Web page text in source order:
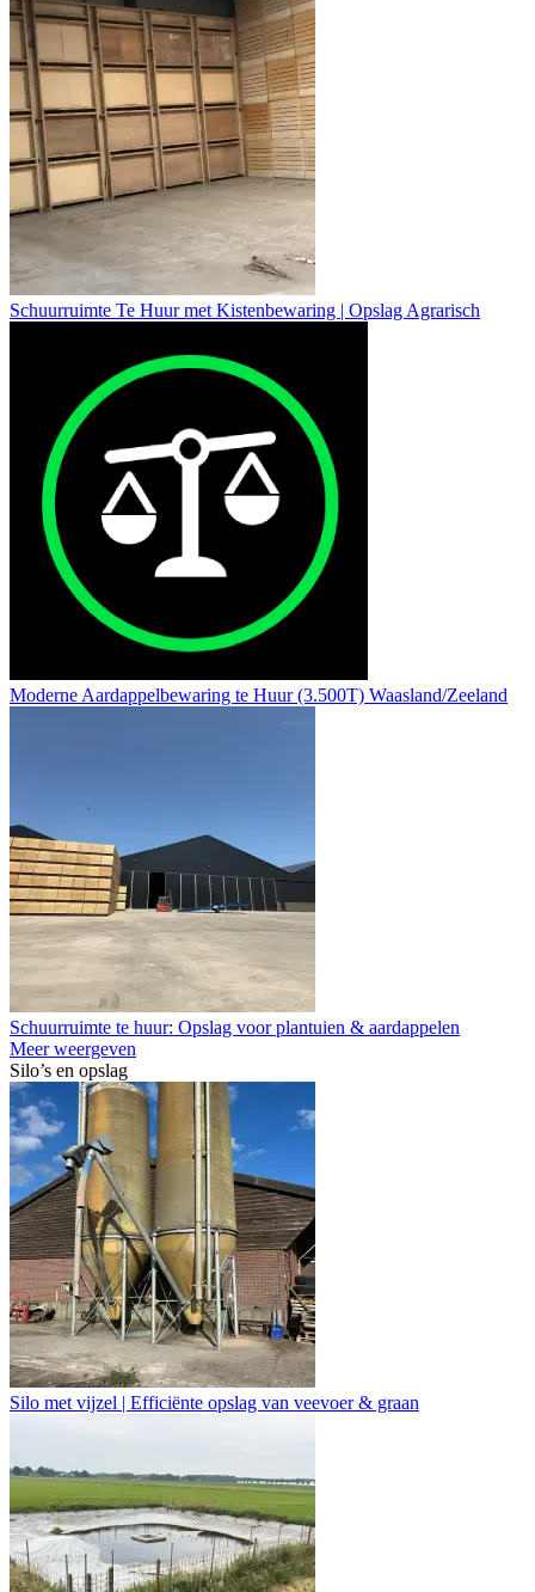
Schuurruimte Te Huur met Kistenbewaring | Opslag Agrarisch
Moderne Aardappelbewaring te Huur (3.500T) Waasland/Zeeland
Schuurruimte te huur: Opslag voor plantuien & aardappelen
Meer weergeven
Silo’s en opslag
Silo met vijzel | Efficiënte opslag van veevoer & graan